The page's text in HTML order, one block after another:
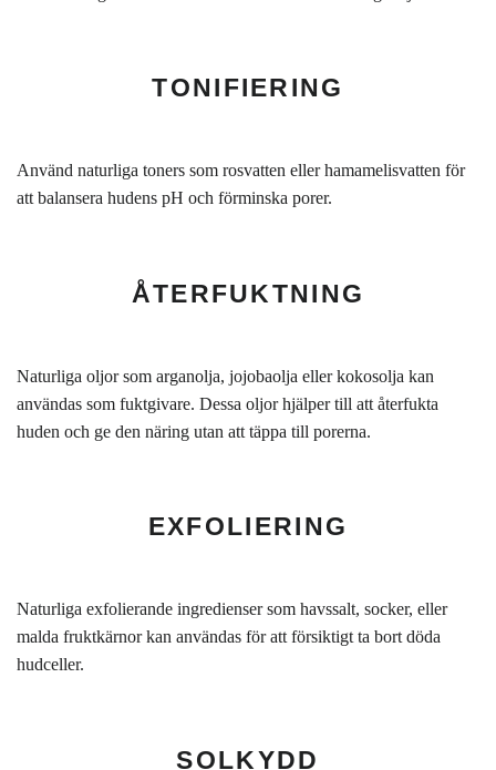
TONIFIERING
Använd naturliga toners som rosvatten eller hamamelisvatten för
att balansera hudens pH och förminska porer.
ÅTERFUKTNING
Naturliga oljor som arganolja, jojobaolja eller kokosolja kan
användas som fuktgivare. Dessa oljor hjälper till att återfukta
huden och ge den näring utan att täppa till porerna.
EXFOLIERING
Naturliga exfolierande ingredienser som havssalt, socker, eller
malda fruktkärnor kan användas för att försiktigt ta bort döda
hudceller.
SOLKYDD